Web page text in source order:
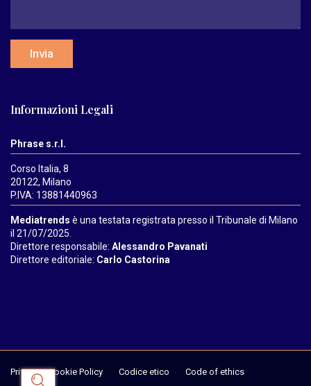
Invia
Informazioni Legali
Phrase s.r.l.
Corso Italia, 8
20122, Milano
P.IVA: 13881440963
Mediatrends è una testata registrata presso il Tribunale di Milano
il 21/07/2025.
Direttore responsabile: Alessandro Pavanati
Direttore editoriale: Carlo Castorina
Privacy & Cookie Policy Codice etico Code of ethics